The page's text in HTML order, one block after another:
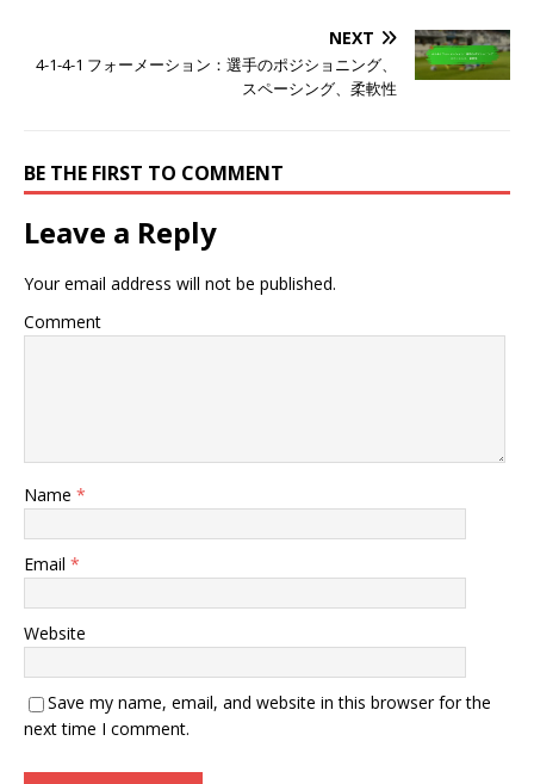
NEXT
4-1-4-1 フォーメーション：選手のポジショニング、
スペーシング、柔軟性
BE THE FIRST TO COMMENT
Leave a Reply
Your email address will not be published.
Comment
Name *
Email *
Website
Save my name, email, and website in this browser for the
next time I comment.